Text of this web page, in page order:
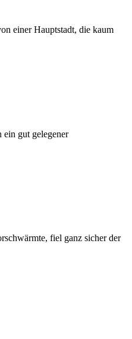
einer Hauptstadt, die kaum
gut gelegener
fiel ganz sicher der